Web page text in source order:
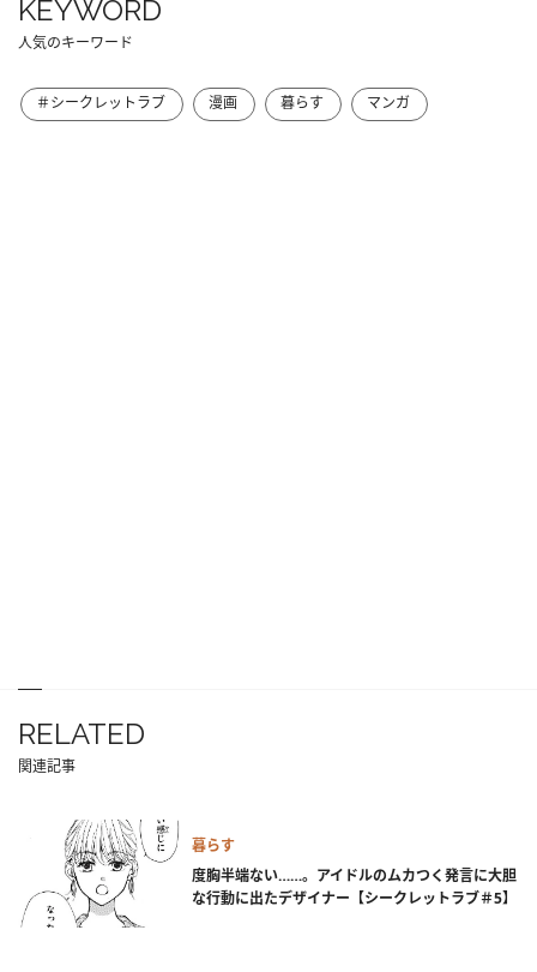
KEYWORD
人気のキーワード
＃シークレットラブ 漫画 暮らす マンガ
RELATED
関連記事
暮らす
度胸半端ない……。アイドルのムカつく発言に大胆
な行動に出たデザイナー【シークレットラブ＃5】